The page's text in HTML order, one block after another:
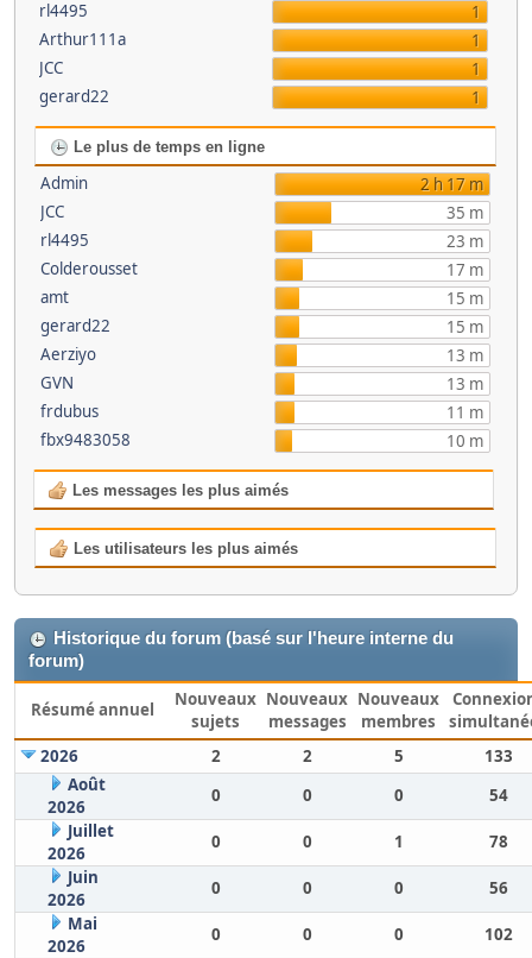
rl4495
1
Arthur111a
1
JCC
1
gerard22
1
Le plus de temps en ligne
Admin
2 h 17 m
JCC
35 m
rl4495
23 m
Colderousset
17 m
amt
15 m
gerard22
15 m
Aerziyo
13 m
GVN
13 m
frdubus
11 m
fbx9483058
10 m
Les messages les plus aimés
Les utilisateurs les plus aimés
Historique du forum (basé sur l'heure interne du
forum)
Résumé annuel
Nouveaux
sujets
Nouveaux
messages
Nouveaux
membres
2026
2 2 5
133
Août
2026
0 0 0
54
Juillet
2026
0 0 1
78
Juin
2026
0 0 0
56
Mai
2026
0 0 0
102